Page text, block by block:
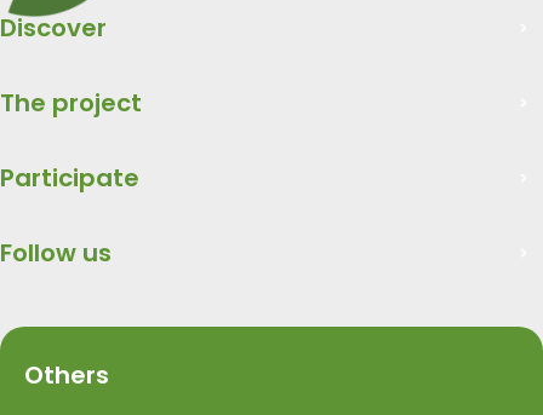
Discover
The project
Participate
Follow us
Others